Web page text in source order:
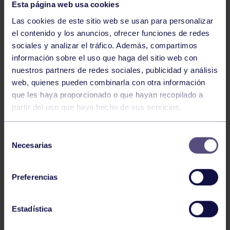
Esta página web usa cookies
Las cookies de este sitio web se usan para personalizar
el contenido y los anuncios, ofrecer funciones de redes
sociales y analizar el tráfico. Además, compartimos
información sobre el uso que haga del sitio web con
nuestros partners de redes sociales, publicidad y análisis
web, quienes pueden combinarla con otra información
que les haya proporcionado o que hayan recopilado a
partir del uso que haya hecho de sus servicios.
Necesarias
Preferencias
Estadística
Bolos 03 Ago 2026
GIANIRA REVALIDA TÍTULO Y DAVID
AVANZA